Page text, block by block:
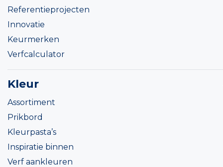
Referentieprojecten
Innovatie
Keurmerken
Verfcalculator
Kleur
Assortiment
Prikbord
Kleurpasta’s
Inspiratie binnen
Verf aankleuren